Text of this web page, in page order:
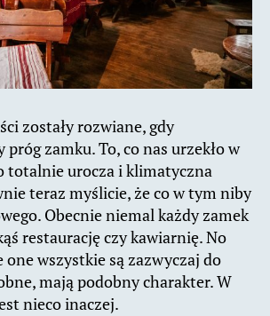
zostały rozwiane, gdy
zamku. To, co nas urzekło w
totalnie urocza i klimatyczna
teraz myślicie, że co w tym niby
Obecnie niemal każdy zamek
restaurację czy kawiarnię. No
one wszystkie są zazwyczaj do
mają podobny charakter. W
nieco inaczej.